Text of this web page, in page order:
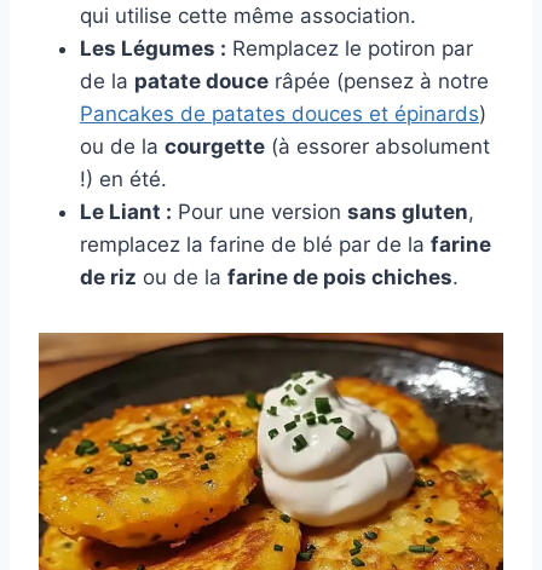
qui utilise cette même association.
Les Légumes : Remplacez le potiron par
de la patate douce râpée (pensez à notre
Pancakes de patates douces et épinards)
ou de la courgette (à essorer absolument
!) en été.
Le Liant : Pour une version sans gluten,
remplacez la farine de blé par de la farine
de riz ou de la farine de pois chiches.